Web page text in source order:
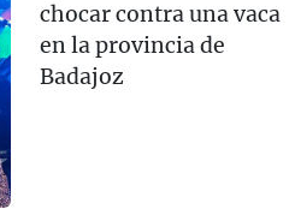
chocar contra una vaca
en la provincia de
Badajoz